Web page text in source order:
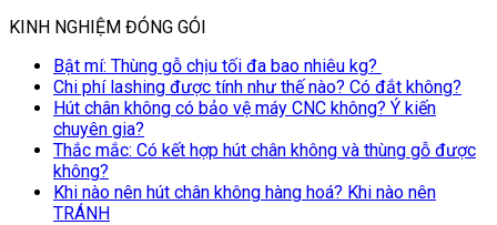
KINH NGHIỆM ĐÓNG GÓI
Bật mí: Thùng gỗ chịu tối đa bao nhiêu kg?
Chi phí lashing được tính như thế nào? Có đắt không?
Hút chân không có bảo vệ máy CNC không? Ý kiến
chuyên gia?
Thắc mắc: Có kết hợp hút chân không và thùng gỗ được
không?
Khi nào nên hút chân không hàng hoá? Khi nào nên
TRÁNH